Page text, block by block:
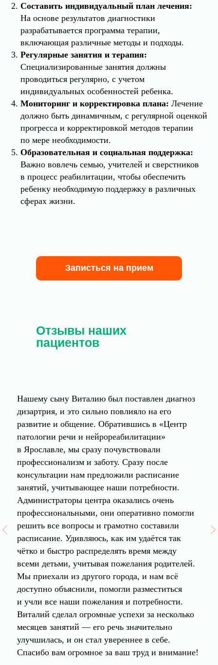
Составить индивидуальный план лечения:
На основе результатов диагностики
разрабатывается программа терапии,
включающая различные методы и подходы.
Регулярные занятия и терапия:
Специализированные занятия должны
проводиться регулярно, с учетом
индивидуальных особенностей ребенка.
Мониторинг и корректировка плана: Лечение
должно быть динамичным, с регулярной оценкой
прогресса и корректировкой методов терапии
по мере необходимости.
Образовательная и социальная поддержка:
Важно вовлечь семью, учителей и сверстников
в процесс реабилитации, чтобы обеспечить
ребенку необходимую поддержку в различных
сферах жизни.
Записться на прием
Отзывы наших
пациентов
Нашему сыну Виталию был поставлен диагноз
дизартрия, и это сильно повлияло на его
развитие и общение. Обратившись в «Центр
патологии речи и нейрореабилитации»
в Ярославле, мы сразу почувствовали
профессионализм и заботу. Сразу после
консультации нам предложили расписание
занятий, учитывающее наши потребности.
Администраторы центра оказались очень
профессиональными, они оперативно помогли
решить все вопросы и грамотно составили
расписание. Удивляюсь, как им удаётся так
чётко и быстро распределять время между
всеми детьми, учитывая пожелания родителей.
Мы приехали из другого города, и нам всё
доступно объяснили, помогли разместиться
и учли все наши пожелания и потребности.
Виталий сделал огромные успехи за несколько
месяцев занятий — его речь значительно
улучшилась, и он стал увереннее в себе.
Спасибо вам огромное за ваш труд и внимание!